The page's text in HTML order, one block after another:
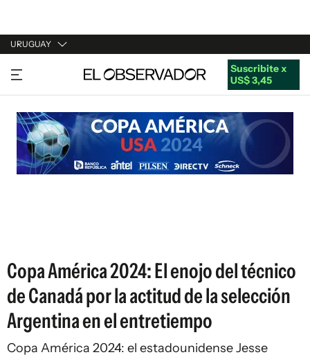
URUGUAY
URUGUAY
ARGENTINA
ESPAÑA
ESTADOS UNIDOS
Suscribite x
US$ 3,45
Copa América 2024: El enojo del técnico
de Canadá por la actitud de la selección
Argentina en el entretiempo
Copa América 2024: el estadounidense Jesse